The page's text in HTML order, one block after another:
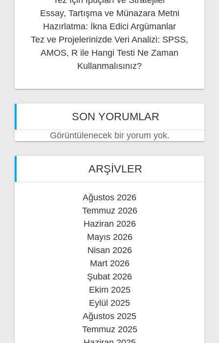
Essay, Tartışma ve Münazara Metni
Hazırlatma: İkna Edici Argümanlar
Tez ve Projelerinizde Veri Analizi: SPSS,
AMOS, R ile Hangi Testi Ne Zaman
Kullanmalısınız?
SON YORUMLAR
Görüntülenecek bir yorum yok.
ARŞIVLER
Ağustos 2026
Temmuz 2026
Haziran 2026
Mayıs 2026
Nisan 2026
Mart 2026
Şubat 2026
Ekim 2025
Eylül 2025
Ağustos 2025
Temmuz 2025